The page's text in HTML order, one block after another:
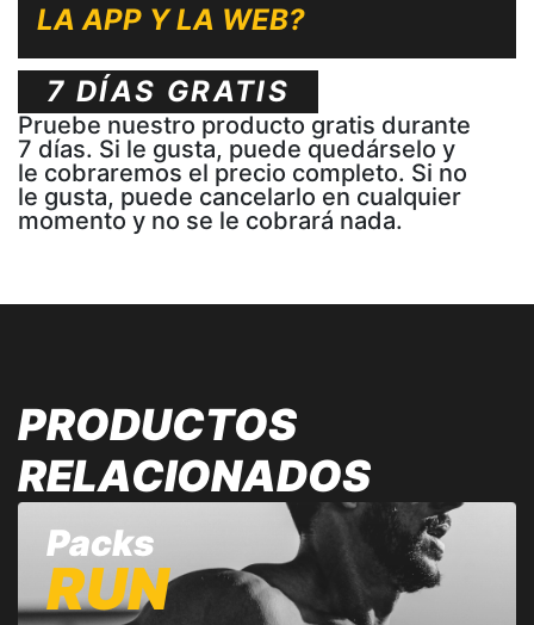
PRODUCTOS
RELACIONADOS
Packs
RUN
LA APP Y LA WEB?
7 DÍAS GRATIS
Pruebe nuestro producto gratis durante
7 días. Si le gusta, puede quedárselo y
le cobraremos el precio completo. Si no
le gusta, puede cancelarlo en cualquier
momento y no se le cobrará nada.